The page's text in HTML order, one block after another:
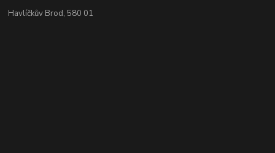
Havlíčkův Brod, 580 01